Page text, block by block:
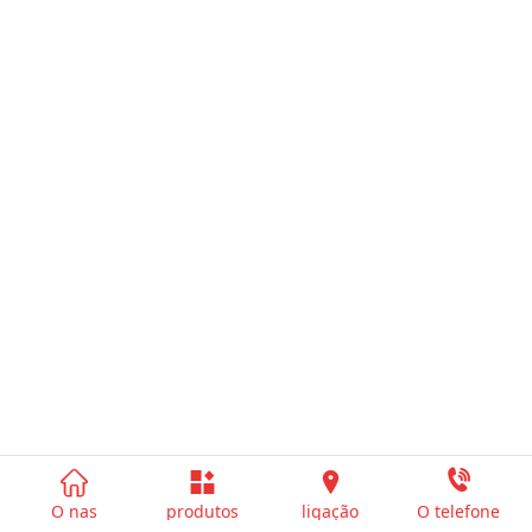

O nas

produtos

ligação

O telefone